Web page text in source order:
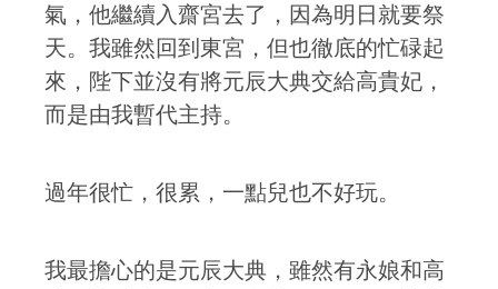
氣，他繼續入齋宮去了，因為明日就要祭
天。我雖然回到東宮，但也徹底的忙碌起
來，陛下並沒有將元辰大典交給高貴妃，
而是由我暫代主持。
過年很忙，很累，一點兒也不好玩。
我最擔心的是元辰大典，雖然有永娘和高